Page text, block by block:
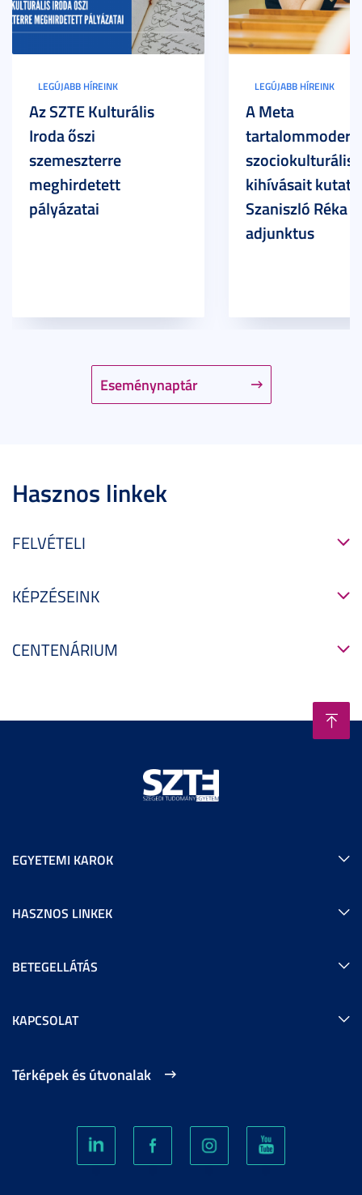
Eseménynaptár
LEGÚJABB HÍREINK
Az SZTE Kulturális
Iroda őszi
szemeszterre
meghirdetett
pályázatai
LEGÚJABB HÍREINK
A Meta
szociokulturális
kihívásait
Szaniszló Réka
adjunktus
Hasznos linkek
FELVÉTELI
KÉPZÉSEINK
CENTENÁRIUM
EGYETEMI KAROK
HASZNOS LINKEK
BETEGELLÁTÁS
KAPCSOLAT
Térképek és útvonalak